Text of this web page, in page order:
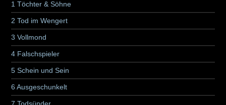
1 Töchter & Söhne
2 Tod im Wengert
3 Vollmond
4 Falschspieler
5 Schein und Sein
6 Ausgeschunkelt